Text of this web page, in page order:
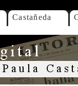
Castañeda